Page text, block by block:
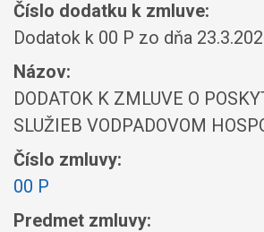
Číslo dodatku k zmluve:
Dodatok k 00 P zo dňa
Názov:
DODATOK K ZMLUVE O
SLUŽIEB VODPADOVOM
Číslo zmluvy:
00 P
Predmet zmluvy: